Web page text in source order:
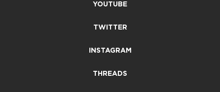
YOUTUBE
TWITTER
INSTAGRAM
THREADS